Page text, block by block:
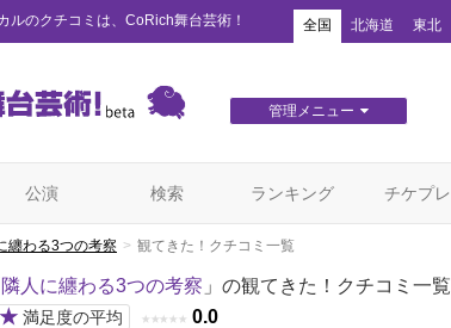
ルのクチコミは、CoRich舞台芸術！ 全国 北海道 東北
管理メニュー
公演 検索 ランキング チケプレ
纏わる3つの考察 観てきた！クチコミ一覧
隣人に纏わる3つの考察 」の観てきた！クチコミ一覧
★ 満足度の平均 ★ ★ ★ ★ ★ 0.0